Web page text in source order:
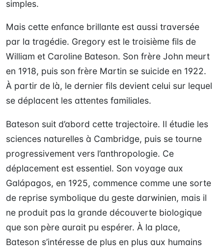
simples.
Mais cette enfance brillante est aussi traversée
par la tragédie. Gregory est le troisième fils de
William et Caroline Bateson. Son frère John meurt
en 1918, puis son frère Martin se suicide en 1922.
À partir de là, le dernier fils devient celui sur lequel
se déplacent les attentes familiales.
Bateson suit d’abord cette trajectoire. Il étudie les
sciences naturelles à Cambridge, puis se tourne
progressivement vers l’anthropologie. Ce
déplacement est essentiel. Son voyage aux
Galápagos, en 1925, commence comme une sorte
de reprise symbolique du geste darwinien, mais il
ne produit pas la grande découverte biologique
que son père aurait pu espérer. À la place,
Bateson s’intéresse de plus en plus aux humains